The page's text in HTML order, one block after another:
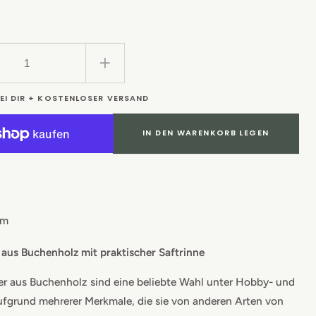
Erhöhe
die
Menge
für
Schneidebrett
Buche
DIR + KOSTENLOSER VERSAND
IN DEN WARENKORB LEGEN
Buchenholz mit praktischer Saftrinne
aus Buchenholz sind eine beliebte Wahl unter Hobby- und
mehrerer Merkmale, die sie von anderen Arten von